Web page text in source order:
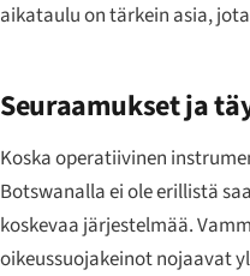
aikataulu on tärkein asia,
Seuraamukset ja
Koska operatiivinen
Botswanalla ei ole erillistä
koskevaa järjestelmää.
oikeussuojakeinot nojaavat